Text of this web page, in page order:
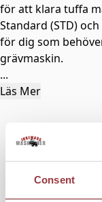
Consent
för att klara tuffa
Standard (STD)
för dig som
grävmaskin.
...
Läs Mer